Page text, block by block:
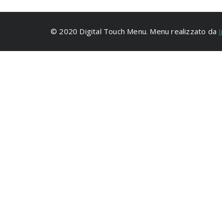
© 2020 Digital Touch Menu. Menu realizzato da